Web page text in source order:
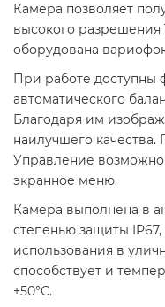
Камера позволяет
высокого разрешения
оборудована
При работе доступны
автоматического
Благодаря им
наилучшего
Управление
экранное меню.
Камера выполнена в
степенью защиты
использования в
способствует и
+50°С.